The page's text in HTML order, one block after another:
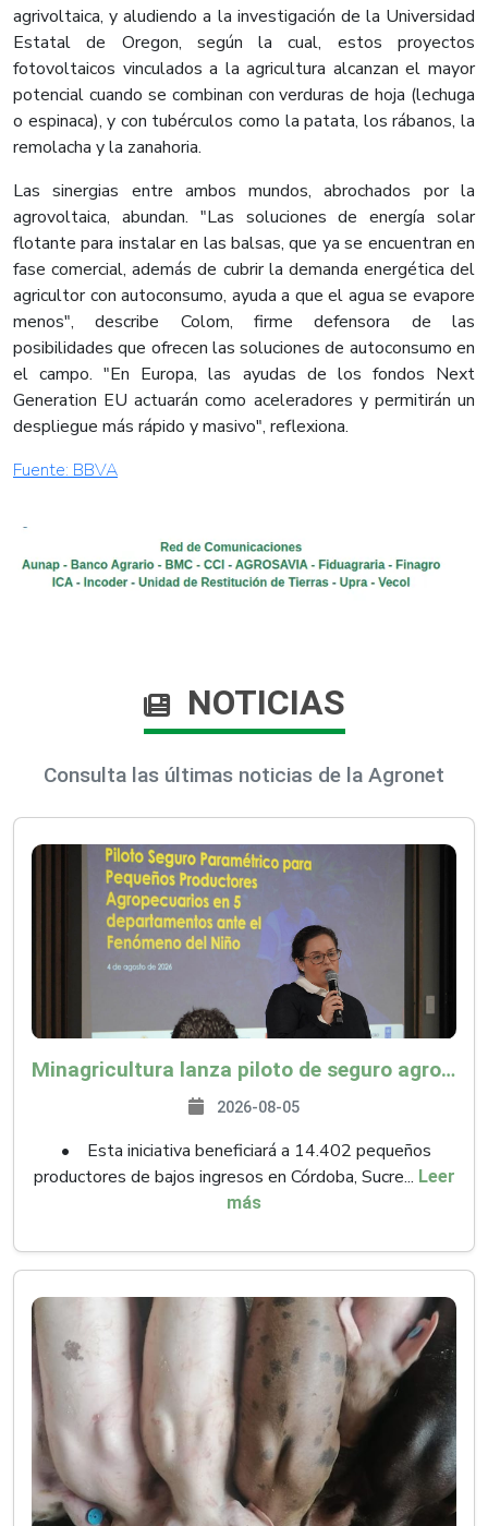
agrivoltaica, y aludiendo a la investigación de la Universidad
Estatal de Oregon, según la cual, estos proyectos
fotovoltaicos vinculados a la agricultura alcanzan el mayor
potencial cuando se combinan con verduras de hoja (lechuga
o espinaca), y con tubérculos como la patata, los rábanos, la
remolacha y la zanahoria.
Las sinergias entre ambos mundos, abrochados por la
agrovoltaica, abundan. "Las soluciones de energía solar
flotante para instalar en las balsas, que ya se encuentran en
fase comercial, además de cubrir la demanda energética del
agricultor con autoconsumo, ayuda a que el agua se evapore
menos", describe Colom, firme defensora de las
posibilidades que ofrecen las soluciones de autoconsumo en
el campo. "En Europa, las ayudas de los fondos Next
Generation EU actuarán como aceleradores y permitirán un
despliegue más rápido y masivo", reflexiona.​
Fuente: ​BBVA​​
NOTICIAS
Consulta las últimas noticias de la Agronet
Minagricultura lanza piloto de seguro agropecuario por $9.625 millones para proteger a más de 14.000 pequeños productores contra riesgos del Fenómeno de El Niño
2026-08-05
• Esta iniciativa beneficiará a 14.402 pequeños
productores de bajos ingresos en Córdoba, Sucre... Leer
más